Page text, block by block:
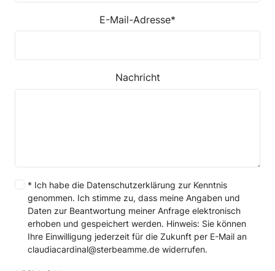
E-Mail-Adresse*
Nachricht
* Ich habe die Datenschutzerklärung zur Kenntnis
genommen. Ich stimme zu, dass meine Angaben und
Daten zur Beantwortung meiner Anfrage elektronisch
erhoben und gespeichert werden. Hinweis: Sie können
Ihre Einwilligung jederzeit für die Zukunft per E-Mail an
claudiacardinal@sterbeamme.de widerrufen.